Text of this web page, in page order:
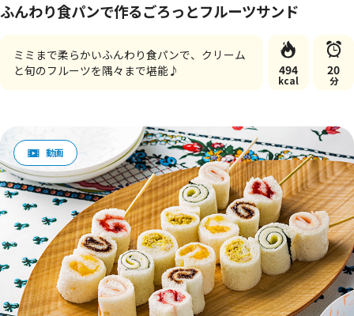
ふんわり食パンで作るごろっとフルーツサンド
ミミまで柔らかいふんわり食パンで、クリーム
と旬のフルーツを隅々まで堪能♪
494
kcal
20
分